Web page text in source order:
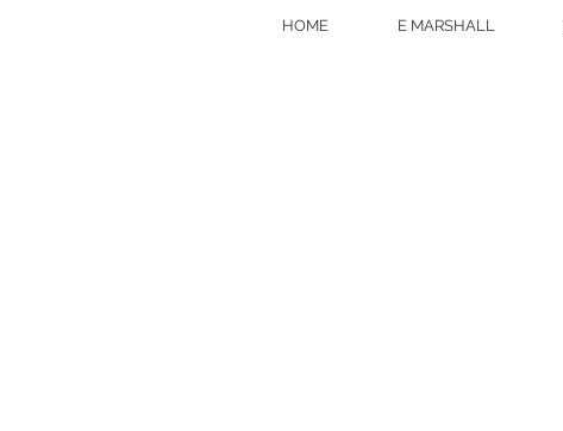
HOME E MARSHALL